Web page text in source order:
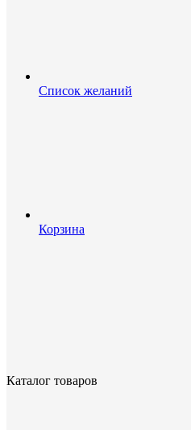
Список желаний
Корзина
Каталог товаров